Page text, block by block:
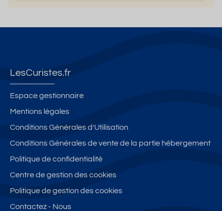
LesCuristes.fr
Espace gestionnaire
Mentions légales
Conditions Générales d'Utilisation
Conditions Générales de vente de la partie hébergement
Politique de confidentialité
Centre de gestion des cookies
Politique de gestion des cookies
Contactez - Nous